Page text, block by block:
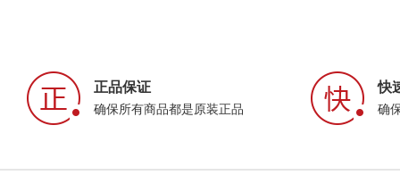
正品保证
确保所有商品都是原装正品
快
确